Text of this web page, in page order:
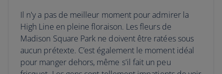
Il n'y a pas de meilleur moment pour admirer la
High Line en pleine floraison. Les fleurs de
Madison Square Park ne doivent être ratées sous
aucun prétexte. C’est également le moment idéal
pour manger dehors, même s'il fait un peu